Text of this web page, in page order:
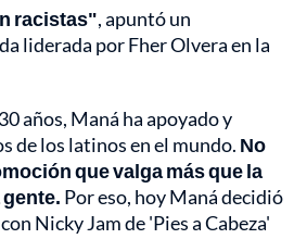
racistas", apuntó un
liderada por Fher Olvera en la
años, Maná ha apoyado y
de los latinos en el mundo. No
que valga más que la
Por eso, hoy Maná decidió
Nicky Jam de 'Pies a Cabeza'